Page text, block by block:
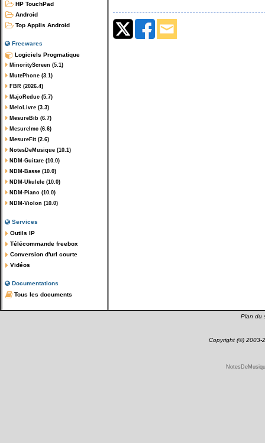
HP TouchPad
Android
Top Applis Android
Freewares
Logiciels Progmatique
MinorityScreen (5.1)
MutePhone (3.1)
FBR (2026.4)
MajoReduc (5.7)
MeloLivre (3.3)
MesureBib (6.7)
MesureImc (6.6)
MesureFit (2.6)
NotesDeMusique (10.1)
NDM-Guitare (10.0)
NDM-Basse (10.0)
NDM-Ukulele (10.0)
NDM-Piano (10.0)
NDM-Violon (10.0)
Services
Outils IP
Télécommande freebox
Conversion d'url courte
Vidéos
Documentations
Tous les documents
Plan du
Copyright (©) 2003-